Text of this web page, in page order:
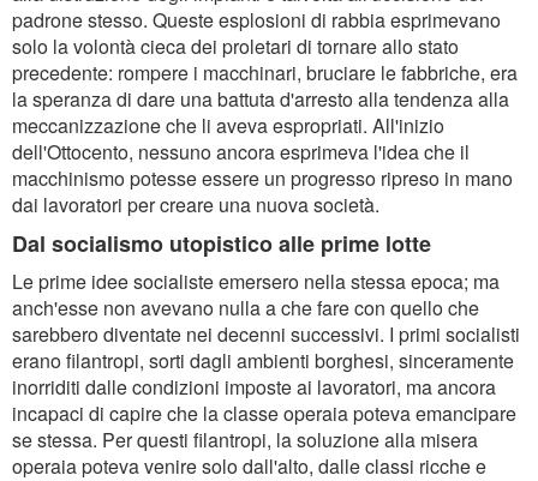
padrone stesso. Queste esplosioni di rabbia esprimevano
solo la volontà cieca dei proletari di tornare allo stato
precedente: rompere i macchinari, bruciare le fabbriche, era
la speranza di dare una battuta d'arresto alla tendenza alla
meccanizzazione che li aveva espropriati. All'inizio
dell'Ottocento, nessuno ancora esprimeva l'idea che il
macchinismo potesse essere un progresso ripreso in mano
dai lavoratori per creare una nuova società.
Dal socialismo utopistico alle prime lotte
Le prime idee socialiste emersero nella stessa epoca; ma
anch'esse non avevano nulla a che fare con quello che
sarebbero diventate nei decenni successivi. I primi socialisti
erano filantropi, sorti dagli ambienti borghesi, sinceramente
inorriditi dalle condizioni imposte ai lavoratori, ma ancora
incapaci di capire che la classe operaia poteva emancipare
se stessa. Per questi filantropi, la soluzione alla misera
operaia poteva venire solo dall'alto, dalle classi ricche e